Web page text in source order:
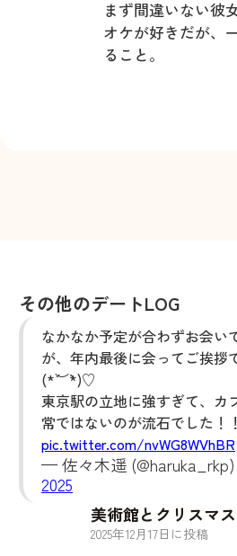
まず間違いない彼
オケが好きだが、
ること。
その他のデートLOG
なかなか予定が合わずお会い
が、年内最後に会ってご挨拶
(*´︶`*)♡
東京駅の立地に強すぎて、カ
常ではないのが流石でした！
pic.twitter.com/nvWG8WVhBR
— 佐々木遥 (@haruka_rkp)
2025
美術館とクリスマ
2025年12月 17日に投稿